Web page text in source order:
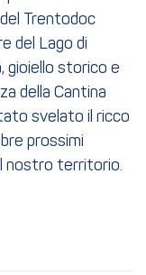
Trentodoc
del Lago di
gioiello storico e
della Cantina
svelato il ricco
prossimi
nostro territorio.